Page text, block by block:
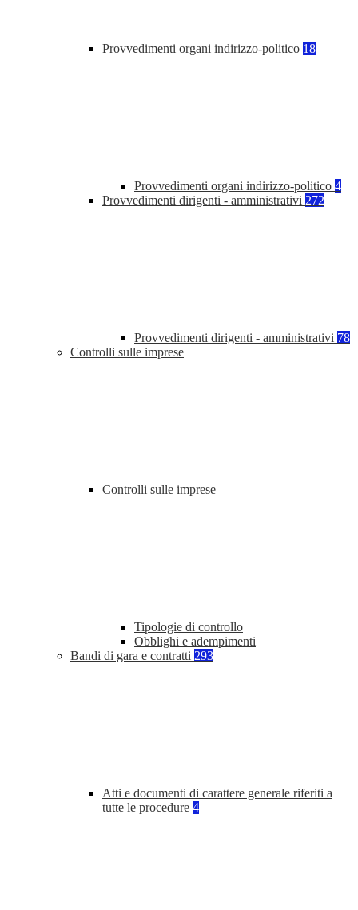
Provvedimenti organi indirizzo-politico 18
Provvedimenti organi indirizzo-politico 4
Provvedimenti dirigenti - amministrativi 272
Provvedimenti dirigenti - amministrativi 78
Controlli sulle imprese
Controlli sulle imprese
Tipologie di controllo
Obblighi e adempimenti
Bandi di gara e contratti 293
Atti e documenti di carattere generale riferiti a
tutte le procedure 4